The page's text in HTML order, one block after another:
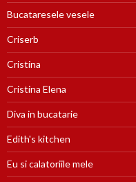
Bucataresele vesele
Criserb
Cristina
Cristina Elena
Diva in bucatarie
Edith's kitchen
Eu si calatoriile mele